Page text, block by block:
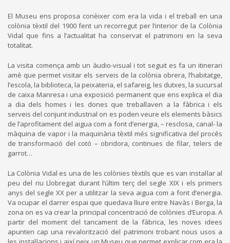
El Museu ens proposa conèixer com era la vida i el treball en una
colònia tèxtil del 1900 fent un recorregut per l’interior de la Colònia
Vidal que fins a l’actualitat ha conservat el patrimoni en la seva
totalitat.
La visita comença amb un àudio-visual i tot seguit es fa un itinerari
amè que permet visitar els serveis de la colònia obrera, l’habitatge,
l’escola, la biblioteca, la peixateria, el safareig, les dutxes, la sucursal
de caixa Manresa i una exposició permanent que ens explica el dia
a dia dels homes i les dones que treballaven a la fàbrica i els
serveis del conjunt industrial on es poden veure els elements bàsics
de l’aprofitament del aigua com a font d’energia, – resclosa, canal- la
màquina de vapor i la maquinària tèxtil més significativa del procés
de transformació del cotó – obridora, continues de filar, telers de
garrot…
La Colònia Vidal es una de les colònies tèxtils que es van instal·lar al
peu del riu Llobregat durant l’últim terç del segle XIX i els primers
anys del segle XX per a utilitzar la seva aigua com a font d’energia.
Va ocupar el darrer espai que quedava lliure entre Navàs i Berga, la
zona on es va crear la principal concentració de colònies d’Europa. A
partir del moment del tancament de la fàbrica, les noves idees
apunten cap una revalorització del patrimoni trobant nous usos a